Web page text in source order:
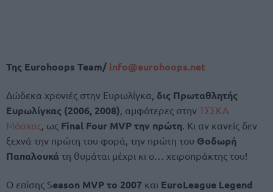
Της Eurohoops Team/ info@eurohoops.net
Δώδεκα χρονιές στην Ευρωλίγκα, δις Πρωταθλητής
Ευρωλίγκας (2006, 2008), αμφότερες στην ΤΣΣΚΑ
Μόσχας, ως Final Four MVP την πρώτη. Κι αν κανείς δεν
ξεχνά την πρώτη του φορά, την πρώτη του Θοδωρή
Παπαλουκά τη θυμάται μέχρι κι ο… χειροπράκτης του!
Ο επίσης Season MVP το 2007 και EuroLeague Legend